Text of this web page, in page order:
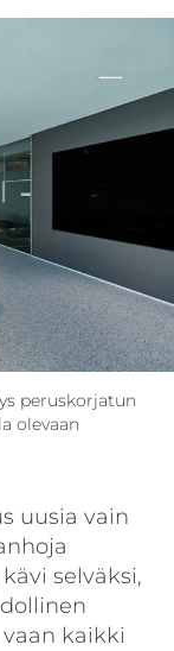
peruskorjatun
olevaan
uusia vain
selväksi,
kaikki